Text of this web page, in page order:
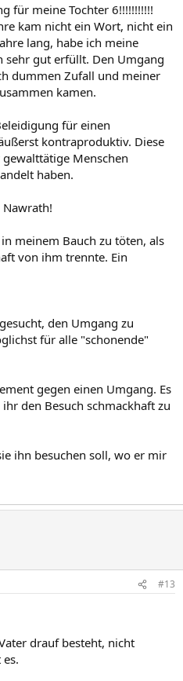
für meine Tochter 6!!!!!!!!!!!
kam nicht ein Wort, nicht ein
lang, habe ich meine
gut erfüllt. Den Umgang
dummen Zufall und meiner
kamen.
für einen
kontraproduktiv. Diese
Menschen
haben.
Nawrath!
meinem Bauch zu töten, als
von ihm trennte. Ein
den Umgang zu
für alle "schonende"
gegen einen Umgang. Es
den Besuch schmackhaft zu
ihn besuchen soll, wo er mir
#13
drauf besteht, nicht